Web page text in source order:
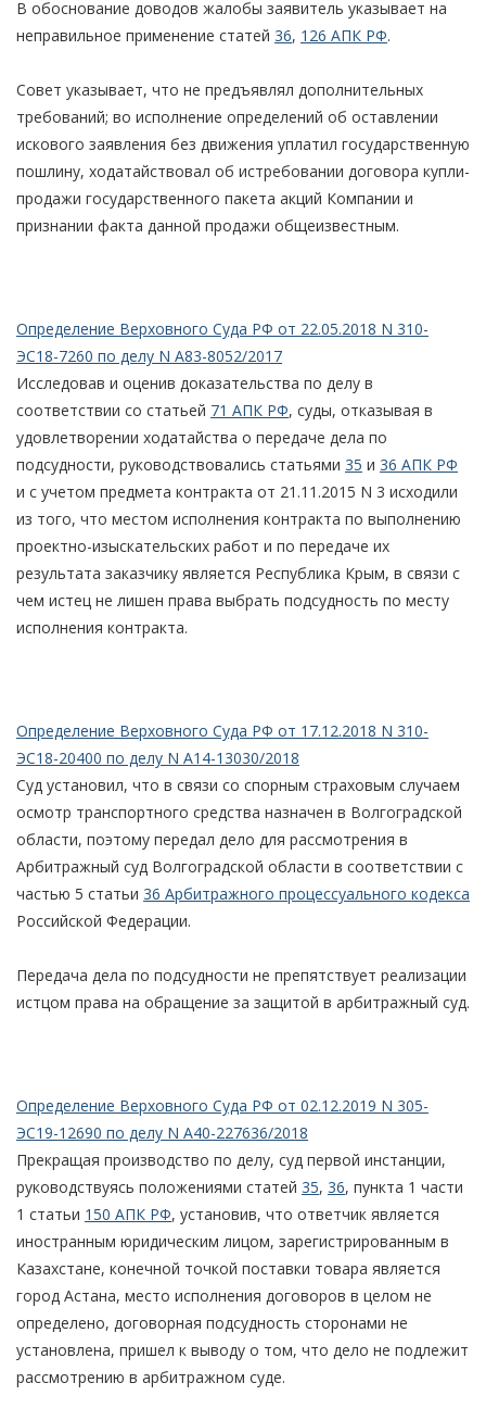
В обоснование доводов жалобы заявитель указывает на
неправильное применение статей 36, 126 АПК РФ.
Совет указывает, что не предъявлял дополнительных
требований; во исполнение определений об оставлении
искового заявления без движения уплатил государственную
пошлину, ходатайствовал об истребовании договора купли-
продажи государственного пакета акций Компании и
признании факта данной продажи общеизвестным.
Определение Верховного Суда РФ от 22.05.2018 N 310-
ЭС18-7260 по делу N А83-8052/2017
Исследовав и оценив доказательства по делу в
соответствии со статьей 71 АПК РФ, суды, отказывая в
удовлетворении ходатайства о передаче дела по
подсудности, руководствовались статьями 35 и 36 АПК РФ
и с учетом предмета контракта от 21.11.2015 N 3 исходили
из того, что местом исполнения контракта по выполнению
проектно-изыскательских работ и по передаче их
результата заказчику является Республика Крым, в связи с
чем истец не лишен права выбрать подсудность по месту
исполнения контракта.
Определение Верховного Суда РФ от 17.12.2018 N 310-
ЭС18-20400 по делу N А14-13030/2018
Суд установил, что в связи со спорным страховым случаем
осмотр транспортного средства назначен в Волгоградской
области, поэтому передал дело для рассмотрения в
Арбитражный суд Волгоградской области в соответствии с
частью 5 статьи 36 Арбитражного процессуального кодекса
Российской Федерации.
Передача дела по подсудности не препятствует реализации
истцом права на обращение за защитой в арбитражный суд.
Определение Верховного Суда РФ от 02.12.2019 N 305-
ЭС19-12690 по делу N А40-227636/2018
Прекращая производство по делу, суд первой инстанции,
руководствуясь положениями статей 35, 36, пункта 1 части
1 статьи 150 АПК РФ, установив, что ответчик является
иностранным юридическим лицом, зарегистрированным в
Казахстане, конечной точкой поставки товара является
город Астана, место исполнения договоров в целом не
определено, договорная подсудность сторонами не
установлена, пришел к выводу о том, что дело не подлежит
рассмотрению в арбитражном суде.